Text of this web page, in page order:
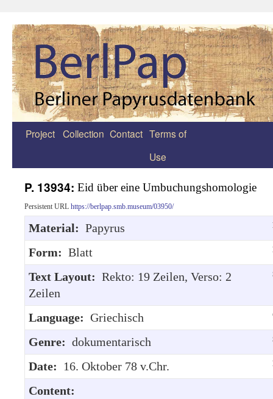
Zum
Project Collection Contact Terms of
Use
P. 13934: Eid über eine Umbuchungshomologie
Persistent URL https://berlpap.smb.museum/03950/
Material: Papyrus
Form: Blatt
Text Layout: Rekto: 19 Zeilen, Verso: 2
Zeilen
Language: Griechisch
Genre: dokumentarisch
Date: 16. Oktober 78 v.Chr.
Content: